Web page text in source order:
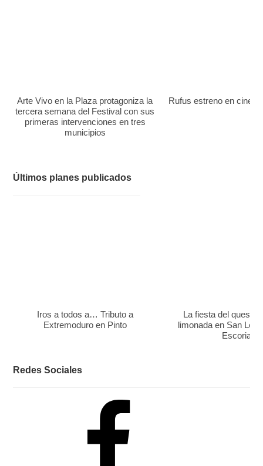
Arte Vivo en la Plaza protagoniza la
tercera semana del Festival con sus
primeras intervenciones en tres
municipios
Rufus estreno en cines
Últimos planes publicados
Iros a todos a… Tributo a
Extremoduro en Pinto
La fiesta del queso
limonada en San
Escorial
Redes Sociales